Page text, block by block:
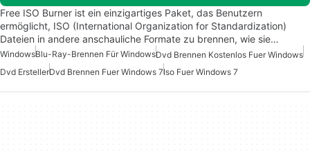
Free ISO Burner ist ein einzigartiges Paket, das Benutzern
ermöglicht, ISO (International Organization for Standardization)
Dateien in andere anschauliche Formate zu brennen, wie sie…
WindowsBlu-Ray-Brennen Für WindowsDvd Brennen Kostenlos Fuer Windows
Dvd ErstellerDvd Brennen Fuer Windows 7Iso Fuer Windows 7